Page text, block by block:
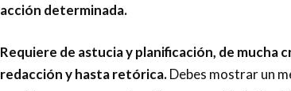
acción determinada.
Requiere de astucia y planificación, de mucha
redacción y hasta retórica.Debes mostrar un